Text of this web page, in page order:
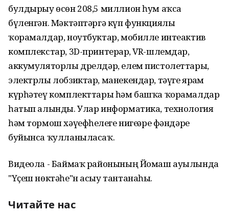
булдырыу өсөн 208,5 миллион һум аҡса
бүленгән. Мәктәптәргә күп функциялы
ҡорамалдар, ноутбуктар, мобилле интеактив
комплекстар, 3D-принтерҙар, VR-шлемдар,
аккумуляторлы дрелдәр, елем пистолеттары,
электрлы лобзиктар, манекендар, тәүге ярҙам
күрһәтеү комплекттары һәм башҡа ҡорамалдар
һатып алынды. Улар информатика, технология
һәм тормош хәүефһеҙлеге нигеҙҙәре фәндәре
буйынса ҡулланыласаҡ.
Видеола - Баймаҡ районының Йомаш ауылында
"Үҫеш нөктәһе"н асыу тантанаһы.
Читайте нас